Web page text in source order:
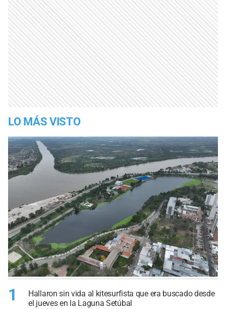
LO MÁS VISTO
1
Hallaron sin vida al kitesurfista que era buscado desde
el jueves en la Laguna Setúbal